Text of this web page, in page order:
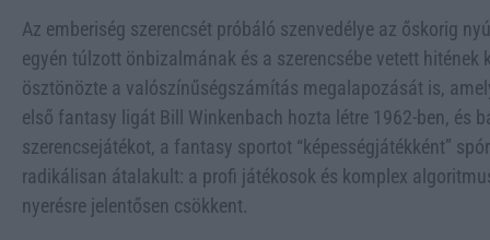
Az emberiség szerencsét próbáló szenvedélye az őskorig
egyén túlzott önbizalmának és a szerencsébe vetett hitének
ösztönözte a valószínűségszámítás megalapozását is,
első fantasy ligát Bill Winkenbach hozta létre 1962-ben, és
szerencsejátékot, a fantasy sportot “képességjátékként”
radikálisan átalakult: a profi játékosok és komplex
nyerésre jelentősen csökkent.